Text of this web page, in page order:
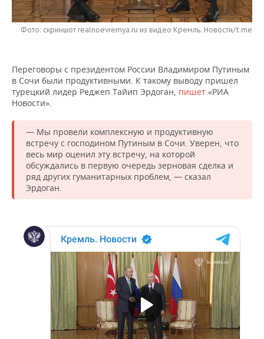
НЕФТЕХИМИЯ
НЕФТЬ
ЭНЕРГЕТИКА
РОЗНИЧНАЯ ТОРГОВЛЯ
УСЛУГИ
НОВОСТИ ТЕХНОЛОГИЙ
МЕДИА
ТЕЛЕКОММУНИКАЦИИ
МЕРОПРИЯТИЯ
ВЫЕЗДНАЯ РЕДАКЦИЯ
БИЗНЕС-БРАНЧИ
ONLINE-КОНФЕРЕНЦИИ
ОТКРЫТАЯ ЛЕКЦИЯ
НОВОСТИ СПОРТА
ФУТБОЛ
ХОККЕЙ
БАСКЕТБОЛ
ВОЛЕЙБОЛ
ФИГУРНОЕ КАТАНИЕ
ВОДНЫЕ ВИДЫ СПОРТА
ХОККЕЙ С МЯЧОМ
ОБЩЕСТВО
НОВОСТИ ОБЩЕСТВА
ВЛАСТЬ
ИНФРАСТРУКТУРА
ИСТОРИЯ
МЕДИЦИНА
ОБРАЗОВАНИЕ
ПРОИСШЕСТВИЯ
ФОТОГАЛЕРЕЯ
СЮЖЕТЫ
СПРАВОЧНИК
СПИСОК ПЕРСОН
ПОЛНАЯ ВЕРСИЯ
Фото: скриншот realnoevremya.ru из видео Кремль. Новости/t.me
Переговоры с президентом России Владимиром Путиным
в Сочи были продуктивными. К такому выводу пришел
турецкий лидер Реджеп Тайип Эрдоган, пишет «РИА
Новости».
— Мы провели комплексную и продуктивную
встречу с господином Путиным в Сочи. Уверен, что
весь мир оценил эту встречу, на которой
обсуждались в первую очередь зерновая сделка и
ряд других гуманитарных проблем, — сказал
Эрдоган.